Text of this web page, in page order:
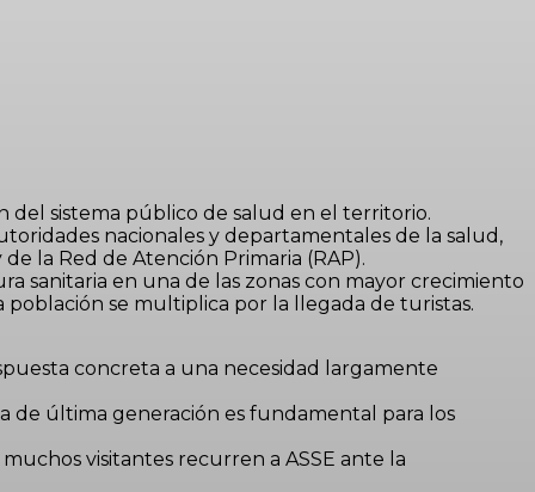
del sistema público de salud en el territorio.
nacionales y departamentales de la salud,
la Red de Atención Primaria (RAP).
sanitaria en una de las zonas con mayor crecimiento
se multiplica por la llegada de turistas.
concreta a una necesidad largamente
de última generación es fundamental para los
visitantes recurren a ASSE ante la